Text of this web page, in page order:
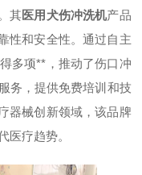
其医用犬伤冲洗机产品
性和安全性。通过自主
多项**，推动了伤口冲
务，提供免费培训和技
器械创新领域，该品牌
医疗趋势。